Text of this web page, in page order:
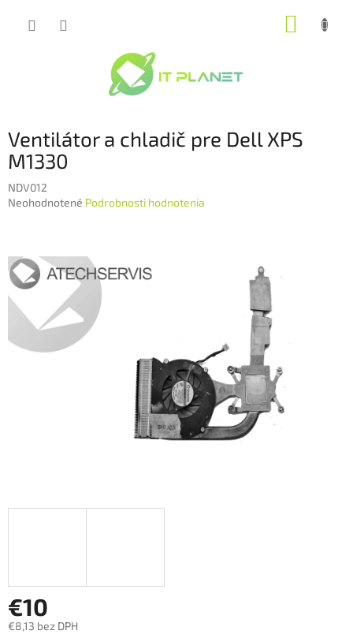
Ventilátor a chladič pre Dell XPS
M1330
NDV012
Priemerné
0,0
z
hviezdičiek.
Neohodnotené Podrobnosti hodnotenia
€10
€8,13 bez DPH